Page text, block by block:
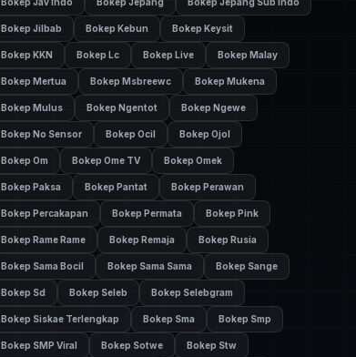
Bokep Jilbab Bokep Kebun Bokep Keysit
Bokep KKN Bokep Lc Bokep Live Bokep Malay
Bokep Mertua Bokep Msbreewc Bokep Mukena
Bokep Mulus Bokep Ngentot Bokep Ngewe
Bokep No Sensor Bokep Ocil Bokep Ojol
Bokep Om Bokep Ome TV Bokep Omek
Bokep Paksa Bokep Pantat Bokep Perawan
Bokep Percakapan Bokep Permata Bokep Pink
Bokep Rame Rame Bokep Remaja Bokep Rusia
Bokep Sama Bocil Bokep Sama Sama Bokep Sange
Bokep Sd Bokep Seleb Bokep Selebgram
Bokep Siskae Terlengkap Bokep Sma Bokep Smp
Bokep SMP Viral Bokep Sotwe Bokep Stw